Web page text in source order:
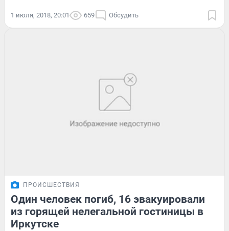
1 июля, 2018, 20:01 659 Обсудить
ПРОИСШЕСТВИЯ
Один человек погиб, 16 эвакуировали
из горящей нелегальной гостиницы в
Иркутске